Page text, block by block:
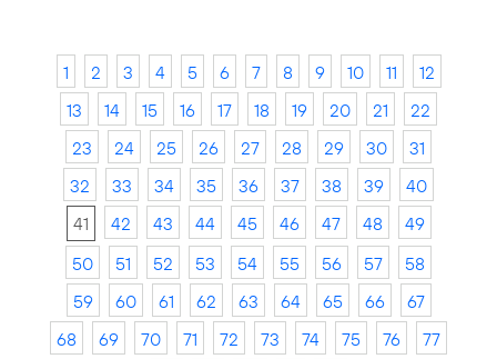
1 2 3 4 5 6 7 8 9 10 11
12
13
14 15 16 17 18 19 20 21
22
23
24 25 26 27 28 29 30
31
32
33 34 35 36 37 38 39
40
41
42 43 44 45 46 47 48
49
50
51 52 53 54 55 56 57
58
59
60 61 62 63 64 65 66
67
68
69 70 71 72 73 74 75 76
77